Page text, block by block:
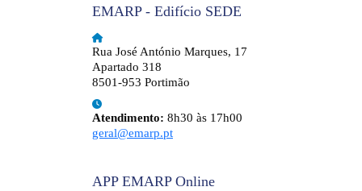
EMARP - Edifício SEDE
Rua José António Marques, 17
Apartado 318
8501-953 Portimão
Atendimento: 8h30 às 17h00
geral@emarp.pt
APP EMARP Online